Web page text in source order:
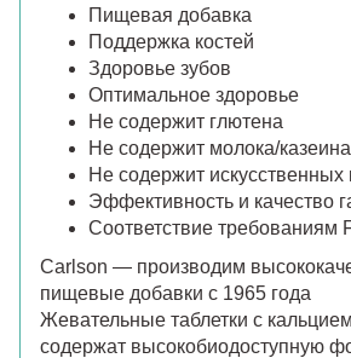
Пищевая добавка
Поддержка костей
Здоровье зубов
Оптимальное здоровье
Не содержит глютена
Не содержит молока/казеина
Не содержит искусственных
Эффективность и качество
Соответствие требованиям
Carlson — производим
пищевые добавки с 1965 года
Жевательные таблетки с
содержат высокобиодоступную